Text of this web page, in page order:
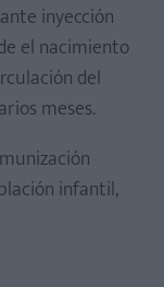
inyección
el nacimiento
del
meses.
infantil,